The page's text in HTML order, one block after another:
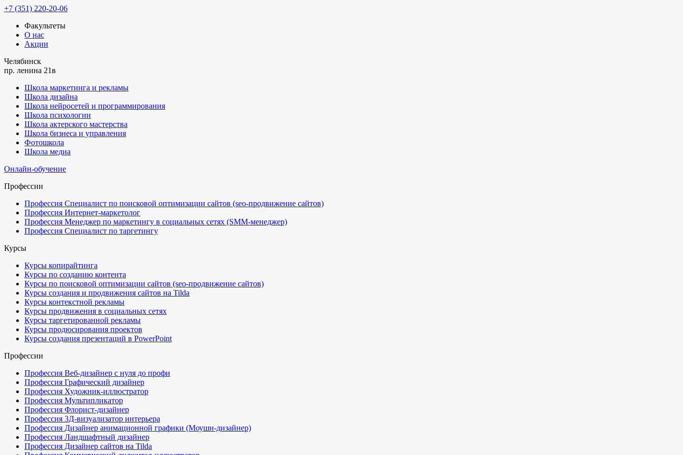
+7 (351) 220-20-06
Факультеты
О нас
Акции
Челябинск
пр. ленина 21в
Школа маркетинга и рекламы
Школа дизайна
Школа нейросетей и программирования
Школа психологии
Школа актерского мастерства
Школа бизнеса и управления
Фотошкола
Школа медиа
Онлайн-обучение
Профессии
Профессия Специалист по поисковой оптимизации сайтов (seo-продвижение сайтов)
Профессия Интернет-маркетолог
Профессия Менеджер по маркетингу в социальных сетях (SMM-менеджер)
Профессия Специалист по таргетингу
Курсы
Курсы копирайтинга
Курсы по созданию контента
Курсы по поисковой оптимизации сайтов (seo-продвижение сайтов)
Курсы создания и продвижения сайтов на Tilda
Курсы контекстной рекламы
Курсы продвижения в социальных сетях
Курсы таргетированной рекламы
Курсы продюсирования проектов
Курсы создания презентаций в PowerPoint
Профессии
Профессия Веб-дизайнер с нуля до профи
Профессия Графический дизайнер
Профессия Художник-иллюстратор
Профессия Мультипликатор
Профессия Флорист-дизайнер
Профессия 3Д-визуализатор интерьера
Профессия Дизайнер анимационной графики (Моушн-дизайнер)
Профессия Ландшафтный дизайнер
Профессия Дизайнер сайтов на Tilda